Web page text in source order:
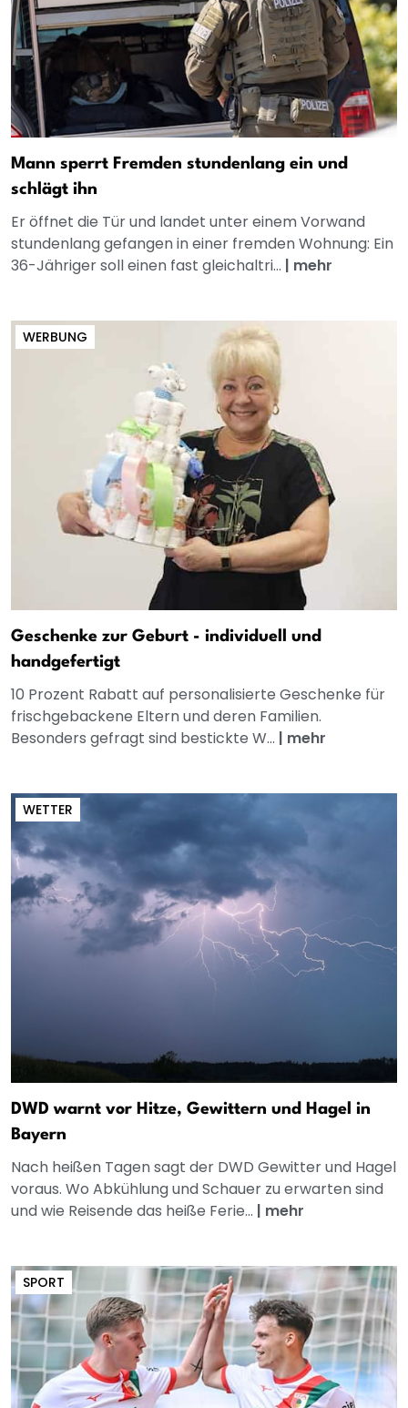
Mann sperrt Fremden stundenlang ein und
schlägt ihn
Er öffnet die Tür und landet unter einem Vorwand
stundenlang gefangen in einer fremden Wohnung: Ein
36-Jähriger soll einen fast gleichaltri... | mehr
WERBUNG
Geschenke zur Geburt - individuell und
handgefertigt
10 Prozent Rabatt auf personalisierte Geschenke für
frischgebackene Eltern und deren Familien.
Besonders gefragt sind bestickte W... | mehr
WETTER
DWD warnt vor Hitze, Gewittern und Hagel in
Bayern
Nach heißen Tagen sagt der DWD Gewitter und Hagel
voraus. Wo Abkühlung und Schauer zu erwarten sind
und wie Reisende das heiße Ferie... | mehr
SPORT